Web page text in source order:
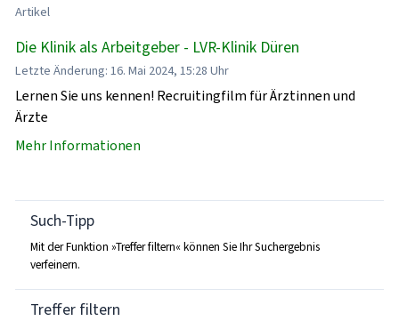
Artikel
Die Klinik als Arbeitgeber - LVR-Klinik Düren
Letzte Änderung: 16. Mai 2024, 15:28 Uhr
Lernen Sie uns kennen! Recruitingfilm für Ärztinnen und
Ärzte
Mehr Informationen
Such-Tipp
Mit der Funktion »Treffer filtern« können Sie Ihr Suchergebnis
verfeinern.
Treffer filtern